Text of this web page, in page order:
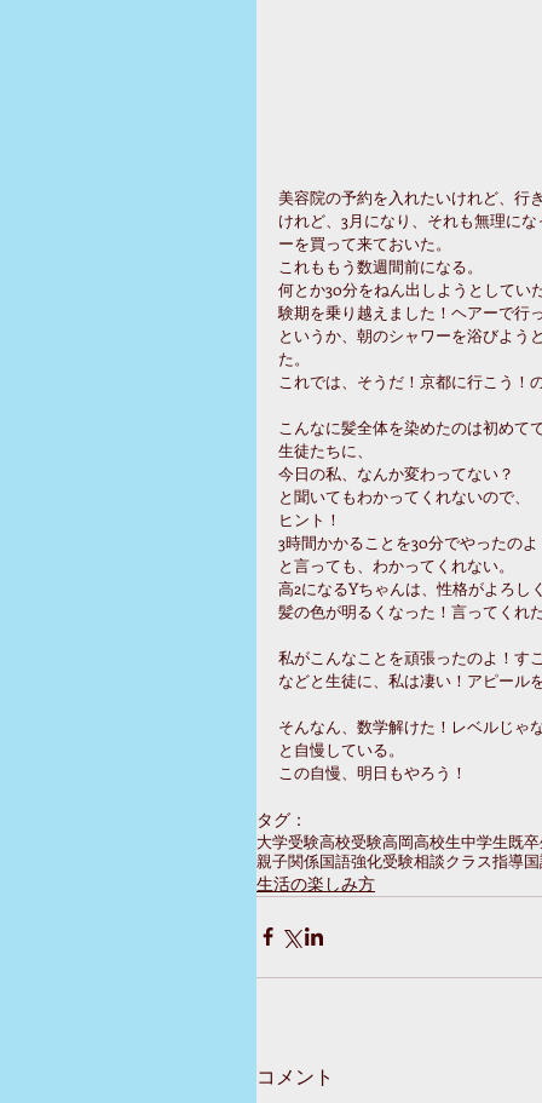
美容院の予約を入れたいけれど、行
けれど、3月になり、それも無理に
ーを買って来ておいた。
これももう数週間前になる。
何とか30分をねん出しようとしてい
験期を乗り越えました！ヘアーで行
というか、朝のシャワーを浴びよう
た。
これでは、そうだ！京都に行こう！
こんなに髪全体を染めたのは初めてで
生徒たちに、
今日の私、なんか変わってない？
と聞いてもわかってくれないので、
ヒント！
3時間かかることを30分でやったのよ
と言っても、わかってくれない。
高2になるYちゃんは、性格がよろしく
髪の色が明るくなった！言ってくれた
私がこんなことを頑張ったのよ！す
などと生徒に、私は凄い！アピール
そんなん、数学解けた！レベルじゃ
と自慢している。
この自慢、明日もやろう！
タグ：
大学受験高校受験高岡高校生中学生既
親子関係国語強化受験相談クラス指導
生活の楽しみ方
コメント